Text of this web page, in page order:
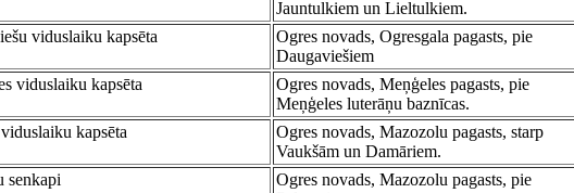
Jauntulkiem un Lieltulkiem.
viduslaiku kapsēta
Ogres novads, Ogresgala pagasts, pie
Daugaviešiem
viduslaiku kapsēta
Ogres novads, Meņģeles pagasts, pie
Meņģeles luterāņu baznīcas.
kapsēta
Ogres novads, Mazozolu pagasts, starp
Vaukšām un Damāriem.
senkapi
Ogres novads, Mazozolu pagasts, pie